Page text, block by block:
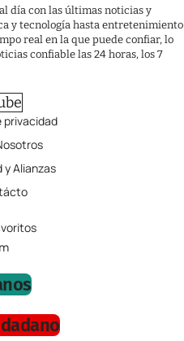
día con las últimas noticias y
y tecnología hasta entretenimiento
real en la que puede confiar, lo
confiable las 24 horas, los 7
privacidad
y Alianzas